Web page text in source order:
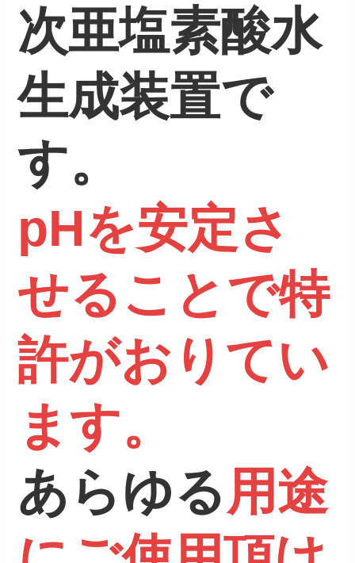
次亜塩素酸水
生成装置で
す。
pHを安定さ
せることで特
許がおりてい
ます。
あらゆる用途